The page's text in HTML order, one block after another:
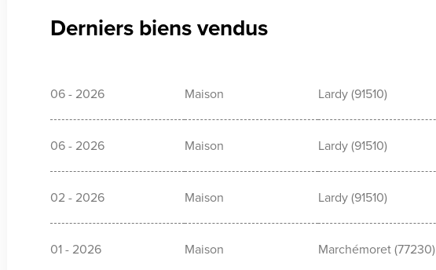
Derniers biens vendus
06 - 2026 Maison Lardy (91510)
06 - 2026 Maison Lardy (91510)
02 - 2026 Maison Lardy (91510)
01 - 2026 Maison Marchémoret (77230)